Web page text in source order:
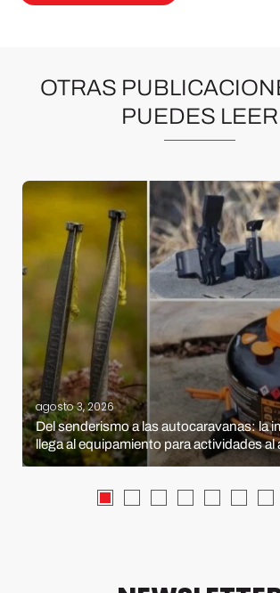
OTRAS
PUEDES LEER
agosto 3, 2026
Del senderismo a las autocaravanas: la
llega al equipamiento para actividades al